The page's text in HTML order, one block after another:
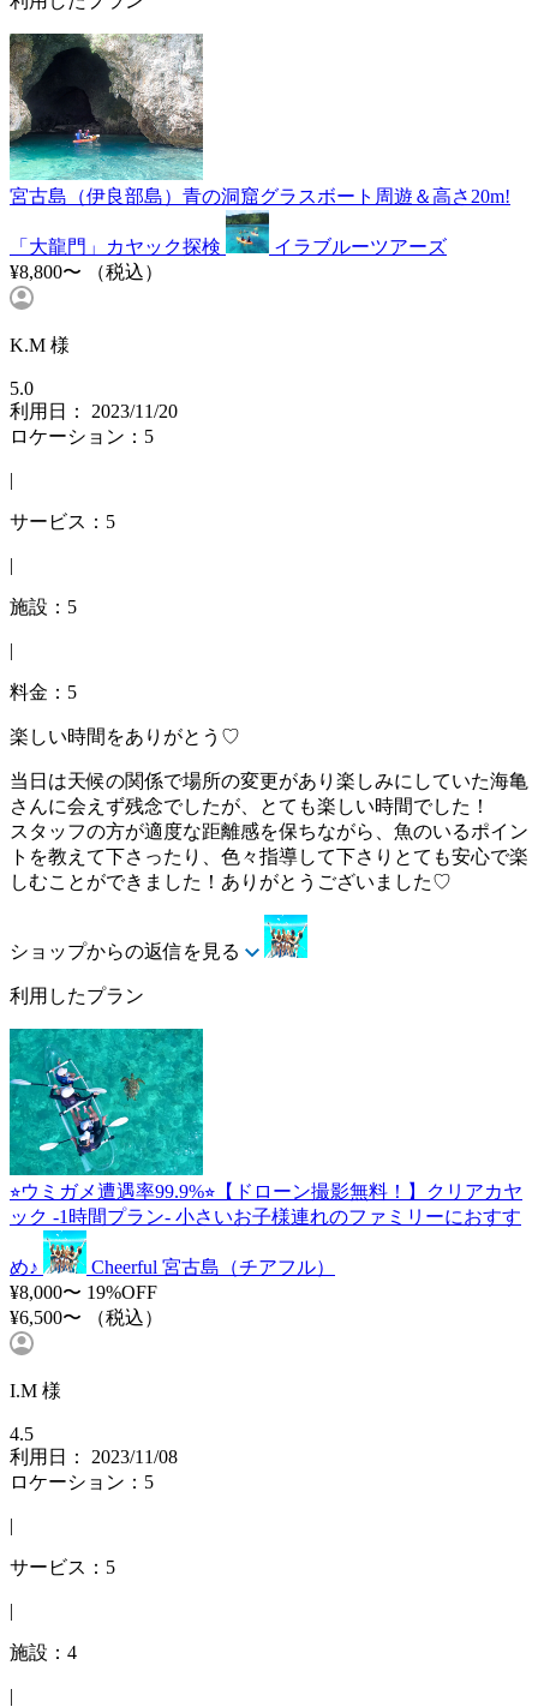
宮古島（伊良部島）青の洞窟グラスボート周遊＆高さ20m!
「大龍門」カヤック探検
イラブルーツアーズ
¥8,800〜
（税込）
K.M 様
5.0
利用日： 2023/11/20
ロケーション：5
|
サービス：5
|
施設：5
|
料金：5
楽しい時間をありがとう♡
当日は天候の関係で場所の変更があり楽しみにしていた海亀
さんに会えず残念でしたが、とても楽しい時間でした！
スタッフの方が適度な距離感を保ちながら、魚のいるポイン
トを教えて下さったり、色々指導して下さりとても安心で楽
しむことができました！ありがとうございました♡
ショップからの返信を見る
利用したプラン
⭐︎ウミガメ遭遇率99.9%⭐︎【ドローン撮影無料！】クリアカヤ
ック -1時間プラン- 小さいお子様連れのファミリーにおすす
め♪
Cheerful 宮古島（チアフル）
¥8,000〜 19%OFF
¥6,500〜
（税込）
I.M 様
4.5
利用日： 2023/11/08
ロケーション：5
|
サービス：5
|
施設：4
|